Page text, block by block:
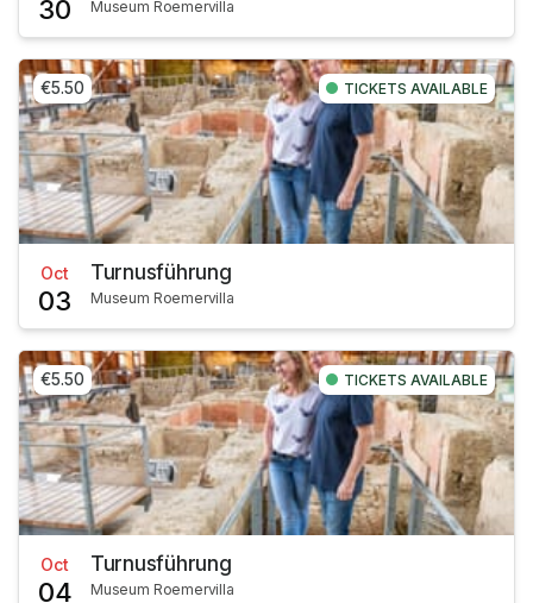
30 Museum Roemervilla
€5.50 TICKETS AVAILABLE
Oct
03
Turnusführung
Museum Roemervilla
€5.50 TICKETS AVAILABLE
Oct
04
Turnusführung
Museum Roemervilla